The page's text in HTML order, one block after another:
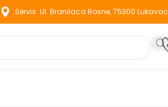
Servis: Ul. Branilaca Bosne, 75300 Lukavac